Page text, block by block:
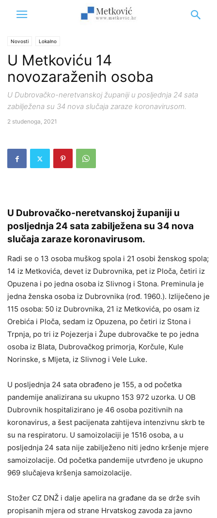
Novosti Lokalno
U Metkoviću 14
novozaraženih osoba
U Dubrovačko-neretvanskoj županiji u posljednja 24 sata
zabilježena su 34 nova slučaja zaraze koronavirusom.
2 studenoga, 2021
U Dubrovačko-neretvanskoj županiji u
posljednja 24 sata zabilježena su 34 nova
slučaja zaraze koronavirusom.
Radi se o 13 osoba muškog spola i 21 osobi ženskog spola;
14 iz Metkovića, devet iz Dubrovnika, pet iz Ploča, četiri iz
Opuzena i po jedna osoba iz Slivnog i Stona. Preminula je
jedna ženska osoba iz Dubrovnika (rođ. 1960.). Izliječeno je
115 osoba: 50 iz Dubrovnika, 21 iz Metkovića, po osam iz
Orebića i Ploča, sedam iz Opuzena, po četiri iz Stona i
Trpnja, po tri iz Pojezerja i Župe dubrovačke te po jedna
osoba iz Blata, Dubrovačkog primorja, Korčule, Kule
Norinske, s Mljeta, iz Slivnog i Vele Luke.
U posljednja 24 sata obrađeno je 155, a od početka
pandemije analizirana su ukupno 153 972 uzorka. U OB
Dubrovnik hospitalizirano je 46 osoba pozitivnih na
koronavirus, a šest pacijenata zahtijeva intenzivnu skrb te
su na respiratoru. U samoizolaciji je 1516 osoba, a u
posljednja 24 sata nije zabilježeno niti jedno kršenje mjere
samoizolacije. Od početka pandemije utvrđeno je ukupno
969 slučajeva kršenja samoizolacije.
Stožer CZ DNŽ i dalje apelira na građane da se drže svih
propisanih mjera od strane Hrvatskog zavoda za javno